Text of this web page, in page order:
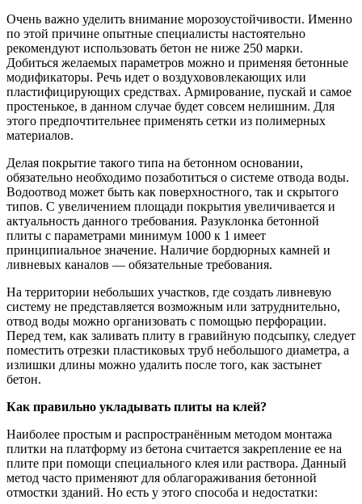
Очень важно уделить внимание морозоустойчивости. Именно
по этой причине опытные специалисты настоятельно
рекомендуют использовать бетон не ниже 250 марки.
Добиться желаемых параметров можно и применяя бетонные
модификаторы. Речь идет о воздухововлекающих или
пластифицирующих средствах. Армирование, пускай и самое
простенькое, в данном случае будет совсем нелишним. Для
этого предпочтительнее применять сетки из полимерных
материалов.
Делая покрытие такого типа на бетонном основании,
обязательно необходимо позаботиться о системе отвода воды.
Водоотвод может быть как поверхностного, так и скрытого
типов. С увеличением площади покрытия увеличивается и
актуальность данного требования. Разуклонка бетонной
плиты с параметрами минимум 1000 к 1 имеет
принципиальное значение. Наличие бордюрных камней и
ливневых каналов — обязательные требования.
На территории небольших участков, где создать ливневую
систему не представляется возможным или затруднительно,
отвод воды можно организовать с помощью перфорации.
Перед тем, как заливать плиту в гравийную подсыпку, следует
поместить отрезки пластиковых труб небольшого диаметра, а
излишки длины можно удалить после того, как застынет
бетон.
Как правильно укладывать плиты на клей?
Наиболее простым и распространённым методом монтажа
плитки на платформу из бетона считается закрепление ее на
плите при помощи специального клея или раствора. Данный
метод часто применяют для облагораживания бетонной
отмостки зданий. Но есть у этого способа и недостатки: